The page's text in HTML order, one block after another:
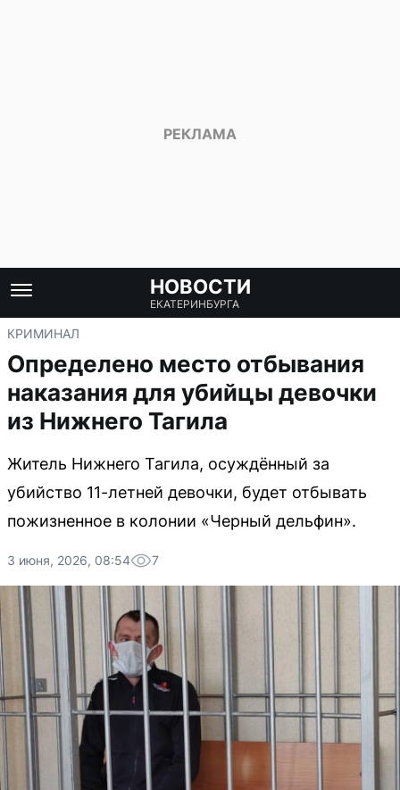
НОВОСТИ
ЕКАТЕРИНБУРГА
КРИМИНАЛ
Определено место отбывания
наказания для убийцы девочки
из Нижнего Тагила
Житель Нижнего Тагила, осуждённый за
убийство 11-летней девочки, будет отбывать
пожизненное в колонии «Черный дельфин».
3 июня, 2026, 08:54 7